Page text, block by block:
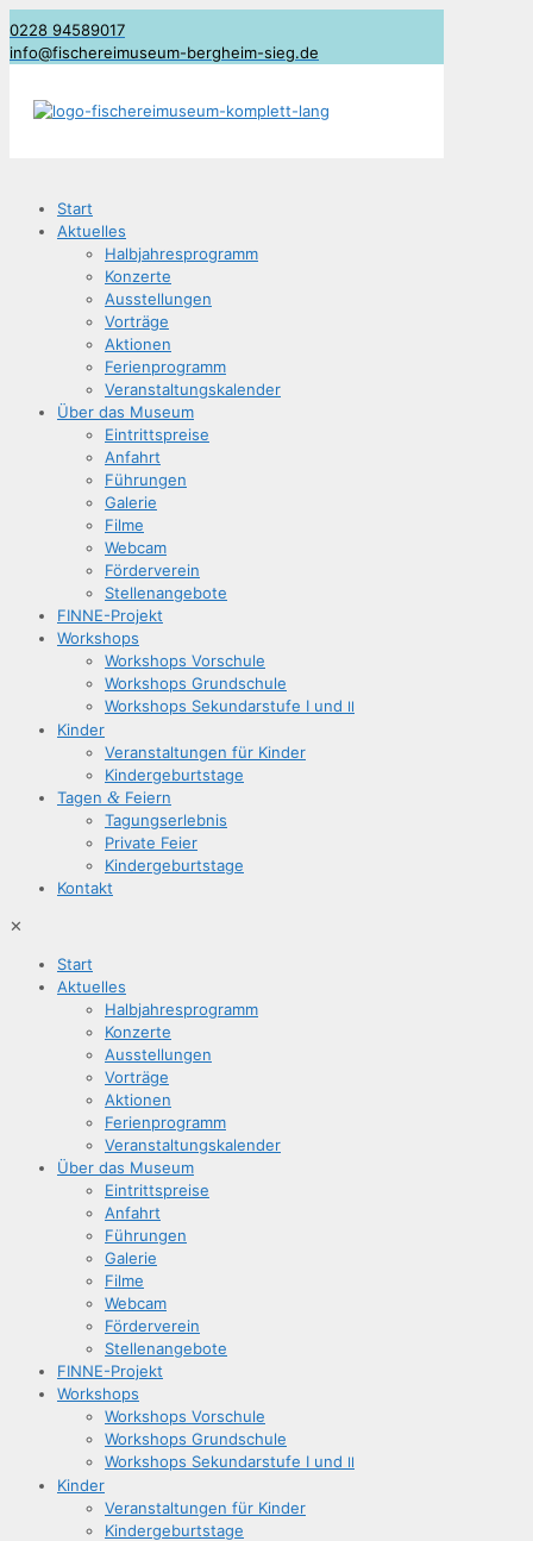
0228 94589017
info@fischereimuseum-bergheim-sieg.de
Start
Aktu­el­les
Halb­jah­res­pro­gramm
Kon­zer­te
Aus­stel­lun­gen
Vor­trä­ge
Aktio­nen
Feri­en­pro­gramm
Ver­an­stal­tungs­ka­len­der
Über das Museum
Ein­tritts­prei­se
Anfahrt
Füh­run­gen
Gale­rie
Fil­me
Web­cam
För­der­ver­ein
Stel­len­an­ge­bo­te
FIN­­NE-Pro­­jekt
Work­shops
Work­shops Vorschule
Work­shops Grundschule
Work­shops Sekun­dar­stu­fe I und II
Kin­der
Ver­an­stal­tun­gen für Kinder
Kin­der­ge­burts­ta­ge
Tagen & Feiern
Tagungs­er­leb­nis
Pri­va­te Feier
Kin­der­ge­burts­ta­ge
Kon­takt
✕
Start
Aktu­el­les
Halb­jah­res­pro­gramm
Kon­zer­te
Aus­stel­lun­gen
Vor­trä­ge
Aktio­nen
Feri­en­pro­gramm
Ver­an­stal­tungs­ka­len­der
Über das Museum
Ein­tritts­prei­se
Anfahrt
Füh­run­gen
Gale­rie
Fil­me
Web­cam
För­der­ver­ein
Stel­len­an­ge­bo­te
FIN­­NE-Pro­­jekt
Work­shops
Work­shops Vorschule
Work­shops Grundschule
Work­shops Sekun­dar­stu­fe I und II
Kin­der
Ver­an­stal­tun­gen für Kinder
Kin­der­ge­burts­ta­ge